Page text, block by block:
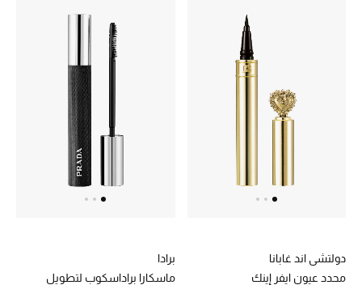
حصريًا عبر الإنترنت
الملابس الرياضية النسائية
دولتشي اند غابانا
محدد عيون ايفر إينك
برادا
ماسكارا براداسكوب لتطويل